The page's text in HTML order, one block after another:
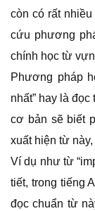
còn có rất
cứu phương
chính học từ
Phương pháp
nhất” hay là
cơ bản sẽ biết
xuất hiện từ
Ví dụ như từ
tiết, trong tiếng
đọc chuẩn từ